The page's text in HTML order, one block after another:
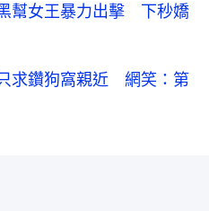
幫女王暴力出擊 下秒嬌
求鑽狗窩親近 網笑：第